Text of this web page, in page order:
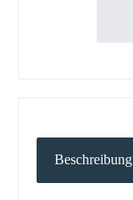
Beschreibung